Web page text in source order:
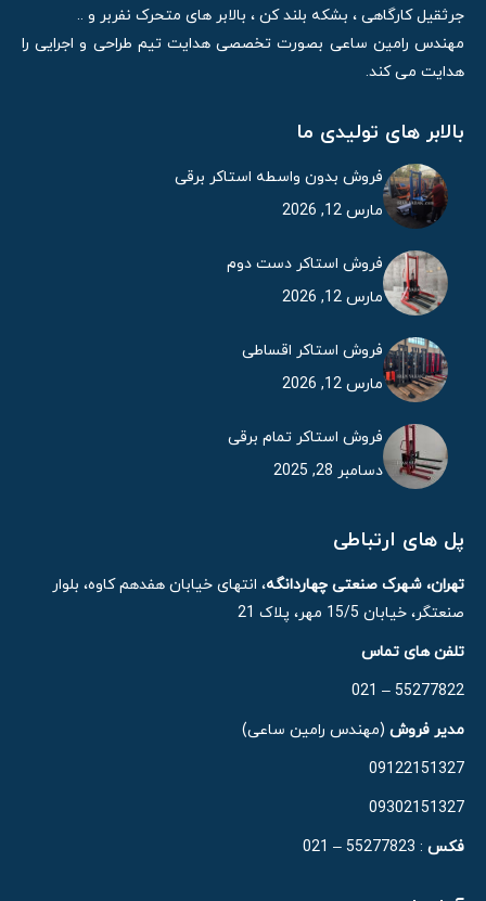
جرثقیل کارگاهی ، بشکه بلند کن ، بالابر های متحرک نفربر و ..
مهندس رامین ساعی بصورت تخصصی هدایت تیم طراحی و اجرایی را
هدایت می کند.
بالابر های تولیدی ما
فروش بدون واسطه استاکر برقی
مارس 12, 2026
فروش استاکر دست دوم
مارس 12, 2026
فروش استاکر اقساطی
مارس 12, 2026
فروش استاکر تمام برقی
دسامبر 28, 2025
پل های ارتباطی
تهران، شهرک صنعتی چهاردانگه، انتهای خیابان هفدهم کاوه، بلوار
صنعتگر، خیابان 15/5 مهر، پلاک 21
تلفن های تماس
55277822 – 021
مدیر فروش (مهندس رامین ساعی)
09122151327
09302151327
فکس : 55277823 – 021